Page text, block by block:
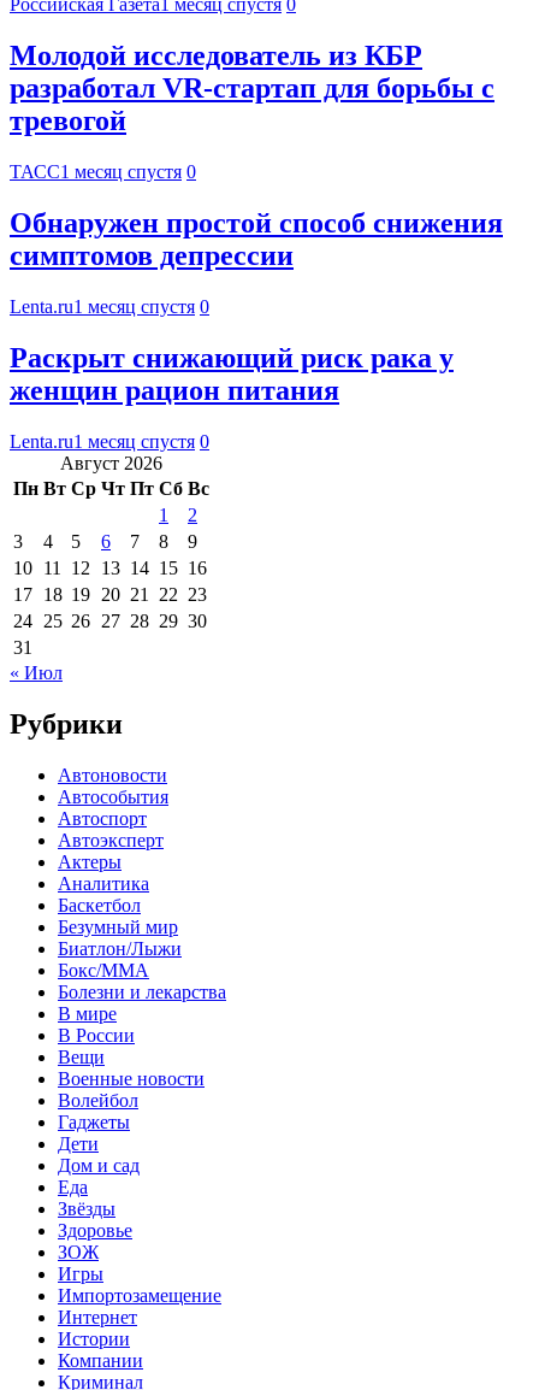
Российская Газета1 месяц спустя 0
Молодой исследователь из КБР
разработал VR-стартап для борьбы с
тревогой
ТАСС1 месяц спустя 0
Обнаружен простой способ снижения
симптомов депрессии
Lenta.ru1 месяц спустя 0
Раскрыт снижающий риск рака у
женщин рацион питания
Lenta.ru1 месяц спустя 0
Август 2026
Пн Вт Ср Чт Пт Сб Вс
1
2
3
4 5 6 7 8
9
10 11 12 13 14 15 16
17 18 19 20 21 22 23
24 25 26 27 28 29 30
31
« Июл
Рубрики
Автоновости
Автособытия
Автоспорт
Автоэксперт
Актеры
Аналитика
Баскетбол
Безумный мир
Биатлон/Лыжи
Бокс/MMA
Болезни и лекарства
В мире
В России
Вещи
Военные новости
Волейбол
Гаджеты
Дети
Дом и сад
Еда
Звёзды
Здоровье
ЗОЖ
Игры
Импортозамещение
Интернет
Истории
Компании
Криминал